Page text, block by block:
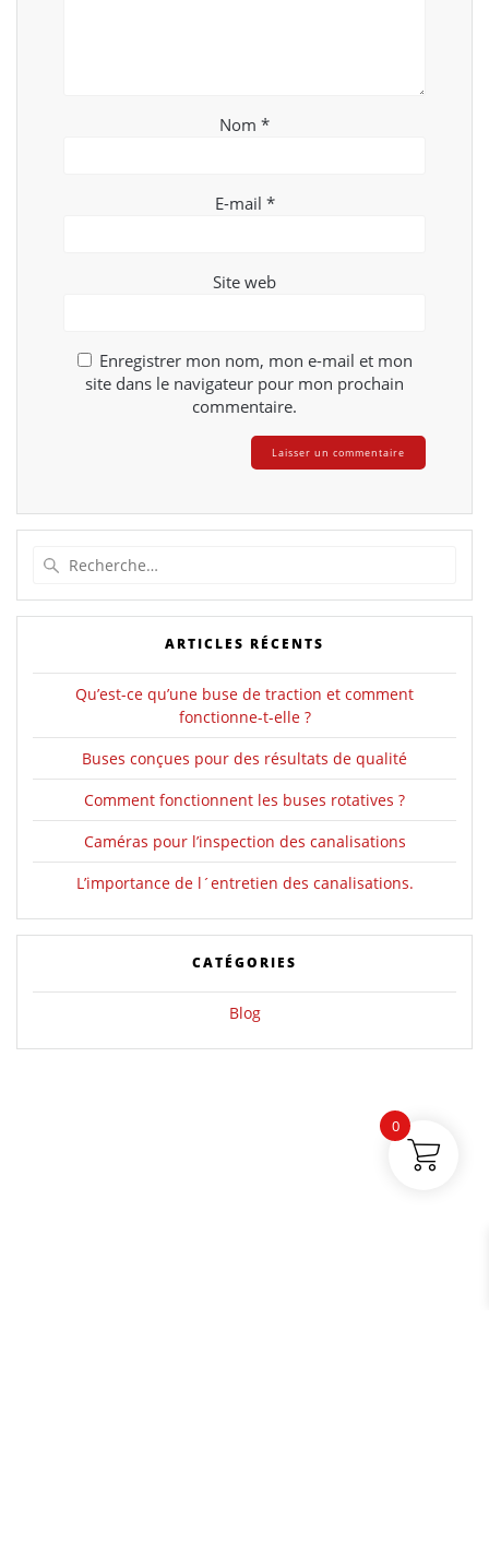
Nom *
E-mail *
Site web
Enregistrer mon nom, mon e-mail et mon
site dans le navigateur pour mon prochain
commentaire.
:
ARTICLES RÉCENTS
Qu’est-ce qu’une buse de traction et comment
fonctionne-t-elle ?
Buses conçues pour des résultats de qualité
Comment fonctionnent les buses rotatives ?
Caméras pour l’inspection des canalisations
L’importance de l´entretien des canalisations.
CATÉGORIES
Blog
0